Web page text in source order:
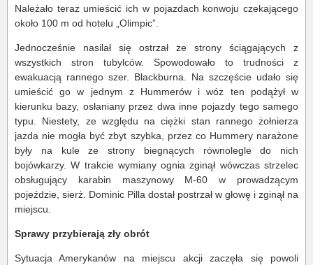
Należało teraz umieścić ich w pojazdach konwoju czekającego
około 100 m od hotelu „Olimpic”.
Jednocześnie nasilał się ostrzał ze strony ściągających z
wszystkich stron tubylców. Spowodowało to trudności z
ewakuacją rannego szer. Blackburna. Na szczęście udało się
umieścić go w jednym z Hummerów i wóz ten podążył w
kierunku bazy, osłaniany przez dwa inne pojazdy tego samego
typu. Niestety, ze względu na ciężki stan rannego żołnierza
jazda nie mogła być zbyt szybka, przez co Hummery narażone
były na kule ze strony biegnących równolegle do nich
bojówkarzy. W trakcie wymiany ognia zginął wówczas strzelec
obsługujący karabin maszynowy M-60 w prowadzącym
pojeździe, sierż. Dominic Pilla dostał postrzał w głowę i zginął na
miejscu.
Sprawy przybierają zły obrót
Sytuacja Amerykanów na miejscu akcji zaczęła się powoli